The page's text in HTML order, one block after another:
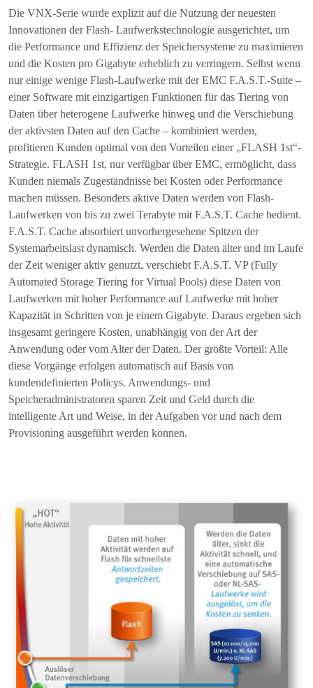
Die VNX-Serie wurde explizit auf die Nutzung der neuesten
Innovationen der Flash- Laufwerkstechnologie ausgerichtet, um
die Performance und Effizienz der Speichersysteme zu maximieren
und die Kosten pro Gigabyte erheblich zu verringern. Selbst wenn
nur einige wenige Flash-Laufwerke mit der EMC F.A.S.T.-Suite –
einer Software mit einzigartigen Funktionen für das Tiering von
Daten über heterogene Laufwerke hinweg und die Verschiebung
der aktivsten Daten auf den Cache – kombiniert werden,
profitieren Kunden optimal von den Vorteilen einer „FLASH 1st“-
Strategie. FLASH 1st, nur verfügbar über EMC, ermöglicht, dass
Kunden niemals Zugeständnisse bei Kosten oder Performance
machen müssen. Besonders aktive Daten werden von Flash-
Laufwerken von bis zu zwei Terabyte mit F.A.S.T. Cache bedient.
F.A.S.T. Cache absorbiert unvorhergesehene Spitzen der
Systemarbeitslast dynamisch. Werden die Daten älter und im Laufe
der Zeit weniger aktiv genutzt, verschiebt F.A.S.T. VP (Fully
Automated Storage Tiering for Virtual Pools) diese Daten von
Laufwerken mit hoher Performance auf Laufwerke mit hoher
Kapazität in Schritten von je einem Gigabyte. Daraus ergeben sich
insgesamt geringere Kosten, unabhängig von der Art der
Anwendung oder vom Alter der Daten. Der größte Vorteil: Alle
diese Vorgänge erfolgen automatisch auf Basis von
kundendefinierten Policys. Anwendungs- und
Speicheradministratoren sparen Zeit und Geld durch die
intelligente Art und Weise, in der Aufgaben vor und nach dem
Provisioning ausgeführt werden können.